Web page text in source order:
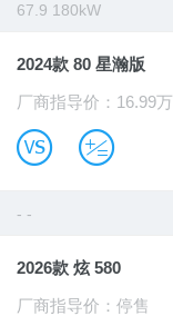
67.9 180kW
2024款 80 星瀚版
厂商指导价：16.99万
B u
- -
2026款 炫 580
厂商指导价：停售